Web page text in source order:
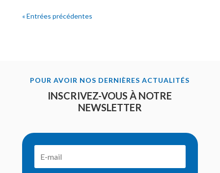
« Entrées précédentes
POUR AVOIR NOS DERNIÈRES ACTUALITÉS
INSCRIVEZ-VOUS À NOTRE
NEWSLETTER